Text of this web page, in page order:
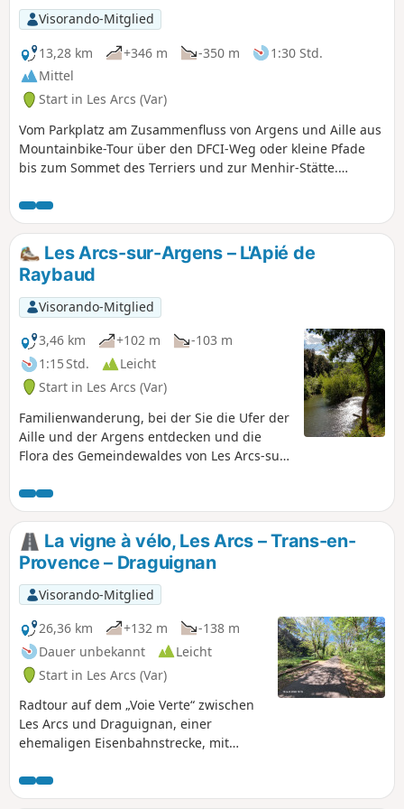
Visorando-Mitglied
13,28 km
+346 m -350 m
1:30 Std.
Mittel
Start in Les Arcs (Var)
Vom Parkplatz am Zusammenfluss von Argens und Aille aus
Mountainbike-Tour über den DFCI-Weg oder kleine Pfade
bis zum Sommet des Terriers und zur Menhir-Stätte.
Genuss für Abfahrtsfahrer.
Les Arcs-sur-Argens – L'Apié de
Raybaud
Visorando-Mitglied
3,46 km
+102 m
-103 m
1:15 Std.
Leicht
Start in Les Arcs (Var)
Familienwanderung, bei der Sie die Ufer der
Aille und der Argens entdecken und die
Flora des Gemeindewaldes von Les Arcs-sur-
La vigne à vélo, Les Arcs – Trans-en-
Provence – Draguignan
Visorando-Mitglied
26,36 km
+132 m
-138 m
Dauer unbekannt
Leicht
Start in Les Arcs (Var)
Radtour auf dem „Voie Verte“ zwischen
Les Arcs und Draguignan, einer
ehemaligen Eisenbahnstrecke, mit
kleinen Steigungen. Angenehme
Strecke, die an Weinbergen